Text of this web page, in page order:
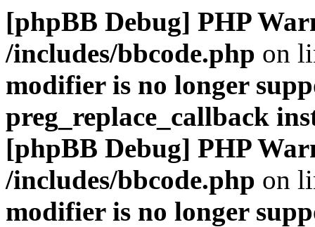
[phpBB Debug] PHP
/includes/bbcode.php on
modifier is no longer
preg_replace_callback
[phpBB Debug] PHP
/includes/bbcode.php on
modifier is no longer